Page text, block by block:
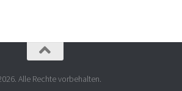
Alle Rechte vorbehalten.